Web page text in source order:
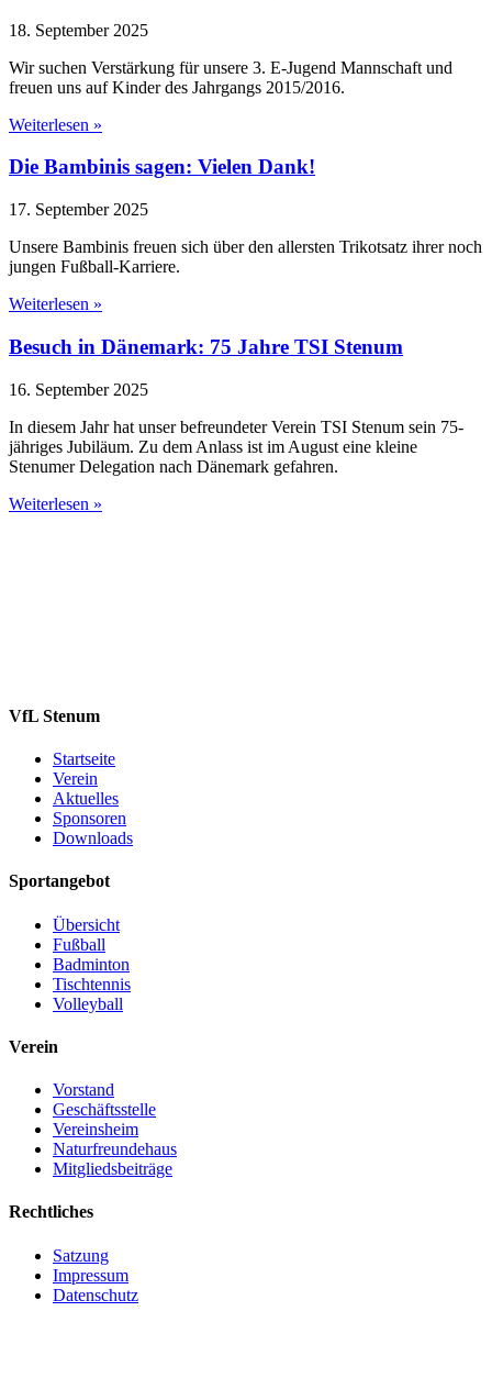
18. September 2025
Wir suchen Verstärkung für unsere 3. E-Jugend Mannschaft und
freuen uns auf Kinder des Jahrgangs 2015/2016.
Weiterlesen »
Die Bambinis sagen: Vielen Dank!
17. September 2025
Unsere Bambinis freuen sich über den allersten Trikotsatz ihrer noch
jungen Fußball-Karriere.
Weiterlesen »
Besuch in Dänemark: 75 Jahre TSI Stenum
16. September 2025
In diesem Jahr hat unser befreundeter Verein TSI Stenum sein 75-
jähriges Jubiläum. Zu dem Anlass ist im August eine kleine
Stenumer Delegation nach Dänemark gefahren.
Weiterlesen »
VfL Stenum
Startseite
Verein
Aktuelles
Sponsoren
Downloads
Sportangebot
Übersicht
Fußball
Badminton
Tischtennis
Volleyball
Verein
Vorstand
Geschäftsstelle
Vereinsheim
Naturfreundehaus
Mitgliedsbeiträge
Rechtliches
Satzung
Impressum
Datenschutz